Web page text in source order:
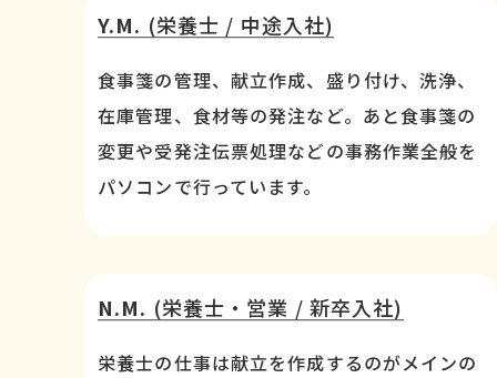
Y.M. (栄養士 / 中途入社)
食事箋の管理、献立作成、盛り付け、洗浄、
在庫管理、食材等の発注など。あと食事箋の
変更や受発注伝票処理などの事務作業全般を
パソコンで行っています。
N.M. (栄養士・営業 / 新卒入社)
栄養士の仕事は献立を作成するのがメインの